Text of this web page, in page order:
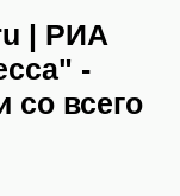
| РИА
-
со всего